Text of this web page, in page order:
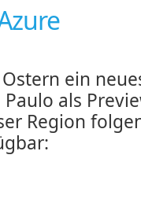
ein
als
Region